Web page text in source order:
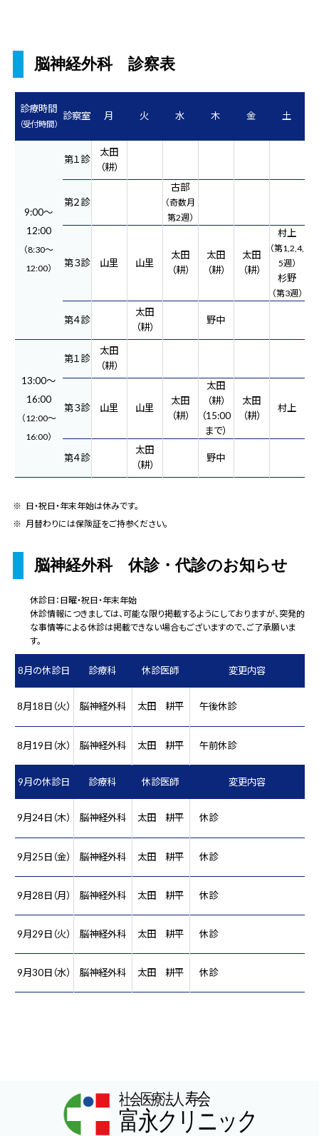
脳神経外科 診察表
診療時間
（受付時間）
診察室 月 火 水 木 金 土
9:00～
12:00
（8:30～
12:00）
第１診
太田
（耕）
第２診
古部
（奇数月
第2週）
第３診 山里 山里
太田
（耕）
太田
（耕）
太田
（耕）
村上
（第1,2,4,
5週）
杉野
（第3週）
第４診
太田
（耕）
野中
13:00～
16:00
（12:00～
16:00）
第１診
太田
（耕）
第３診 山里 山里
太田
（耕）
太田
（耕）
（15:00
まで）
太田
（耕）
村上
第４診
太田
（耕）
野中
日・祝日・年末年始は休みです。
月替わりには保険証をご持参ください。
脳神経外科 休診・代診のお知らせ
休診日：日曜・祝日・年末年始
休診情報につきましては、可能な限り掲載するようにしておりますが、突発的
な事情等による休診は掲載できない場合もございますので、ご了承願いま
す。
8月の休診日 診療科 休診医師 変更内容
8月18日（火） 脳神経外科 太田 耕平 午後休診
8月19日（水） 脳神経外科 太田 耕平 午前休診
9月の休診日 診療科 休診医師 変更内容
9月24日（木） 脳神経外科 太田 耕平 休診
9月25日（金） 脳神経外科 太田 耕平 休診
9月28日（月） 脳神経外科 太田 耕平 休診
9月29日（火） 脳神経外科 太田 耕平 休診
9月30日（水） 脳神経外科 太田 耕平 休診
社会医療法人寿会
富永クリニック